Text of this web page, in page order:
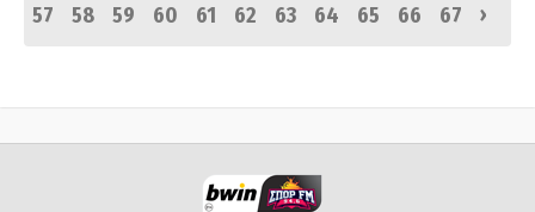
57
58 59 60 61 62 63 64 65 66 67 ›